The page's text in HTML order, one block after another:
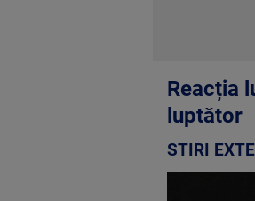
Reacția
luptător
STIRI